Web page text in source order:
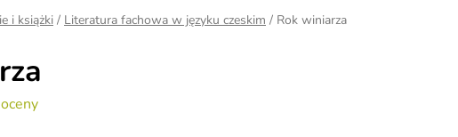
i książki / Literatura fachowa w języku czeskim / Rok winiarza